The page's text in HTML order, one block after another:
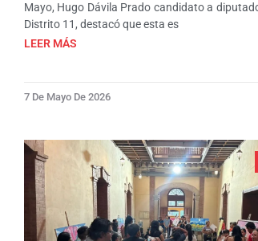
Mayo, Hugo Dávila Prado candidato a
Distrito 11, destacó que esta es
LEER MÁS
7 De Mayo De 2026